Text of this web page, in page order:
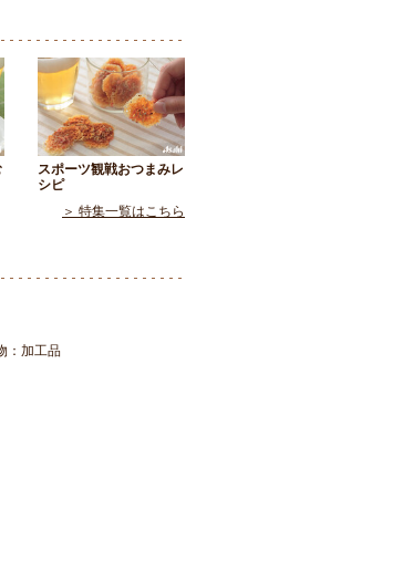
スポーツ観戦おつまみレ
シピ
＞ 特集一覧はこちら
：加工品